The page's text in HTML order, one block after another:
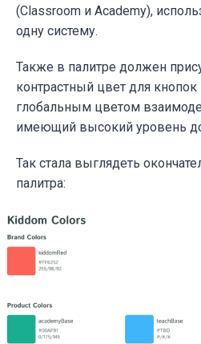
(Classroom и Academy),
одну систему.
Также в палитре должен
контрастный цвет для
глобальным цветом
имеющий высокий уровень
Так стала выглядеть
палитра: